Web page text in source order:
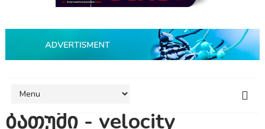
ბათუმი - velocity